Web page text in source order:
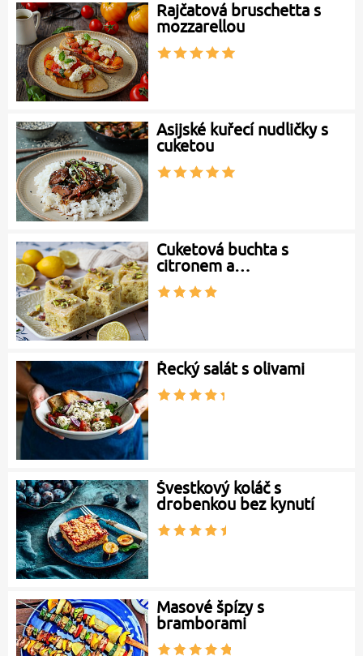
Rajčatová bruschetta s
mozzarellou
Asijské kuřecí nudličky s
cuketou
Cuketová buchta s
citronem a…
Řecký salát s olivami
Švestkový koláč s
drobenkou bez kynutí
Masové špízy s
bramborami